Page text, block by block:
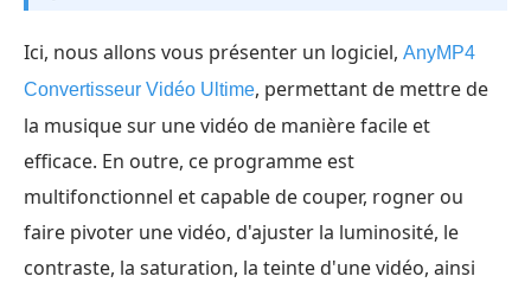
Ici, nous allons vous présenter un logiciel, AnyMP4
Convertisseur Vidéo Ultime, permettant de mettre de
la musique sur une vidéo de manière facile et
efficace. En outre, ce programme est
multifonctionnel et capable de couper, rogner ou
faire pivoter une vidéo, d'ajuster la luminosité, le
contraste, la saturation, la teinte d'une vidéo, ainsi